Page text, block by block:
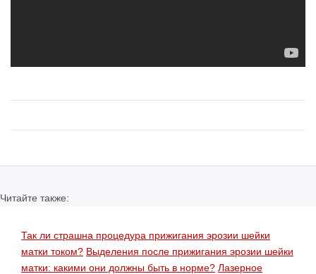
Читайте также:
Так ли страшна процедура прижигания эрозии шейки
матки током? Выделения после прижигания эрозии шейки
матки: какими они должны быть в норме? Лазерное